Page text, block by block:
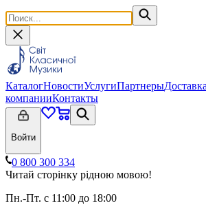
КаталогНовостиУслугиПартнерыДоставка
компанииКонтакты
Войти
0 800 300 334
Читай сторінку рідною мовою!
Пн.-Пт. с 11:00 до 18:00